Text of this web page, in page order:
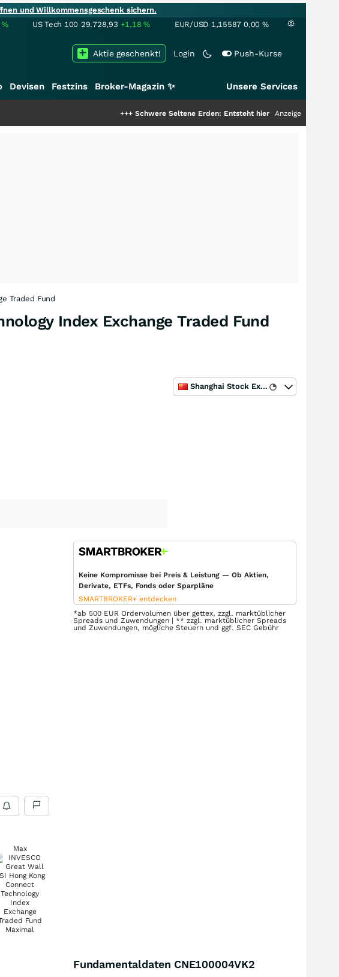
und Willkommensgeschenk sichern.
% US Tech 100 29.728,93 +1,18% EUR/USD 1,15587 0,00 %
Login Push-Kurse
Aktie geschenkt!
Devisen Festzins Broker-Magazin ✨ Unsere Services
Schwere Seltene Erden: Entsteht hier die nächste Milliardenstory?
Anzeige
Traded Fund
Index Exchange Traded Fund
Shanghai Stock Exchange
Max
Keine Kompromisse bei Preis & Leistung — Ob Aktien,
Derivate, ETFs, Fonds oder Sparpläne
SMARTBROKER+ entdecken
*ab 500 EUR Ordervolumen über gettex, zzgl. marktüblicher
Spreads und Zuwendungen | ** zzgl. marktüblicher Spreads
und Zuwendungen, mögliche Steuern und ggf. SEC Gebühr
Fundamentaldaten CNE100004VK2